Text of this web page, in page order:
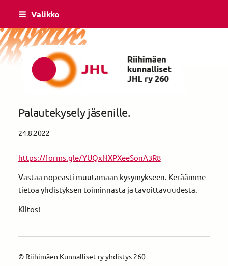
Siirry
sisältöön
Valikko
Riihimäen Kunnalliset ry yhdistys 260
Palautekysely jäsenille.
24.8.2022
https://forms.gle/YUQxNXPXeeSonA3R8
Vastaa nopeasti muutamaan kysymykseen. Keräämme
tietoa yhdistyksen toiminnasta ja tavoittavuudesta.
Kiitos!
© Riihimäen Kunnalliset ry yhdistys 260